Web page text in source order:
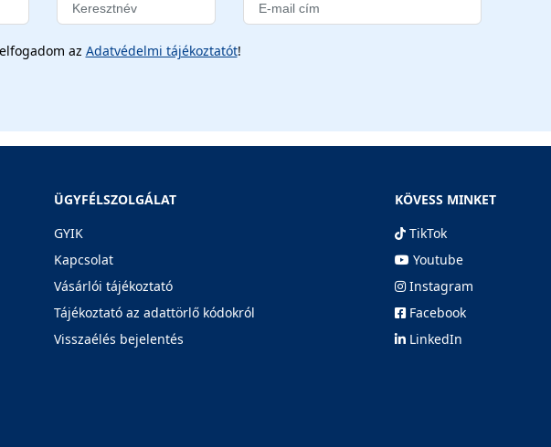
az Adatvédelmi tájékoztatót!
ÜGYFÉLSZOLGÁLAT
GYIK
Kapcsolat
Vásárlói tájékoztató
Tájékoztató az adattörlő kódokról
Visszaélés bejelentés
KÖVESS MINKET
TikTok
Youtube
Instagram
Facebook
LinkedIn